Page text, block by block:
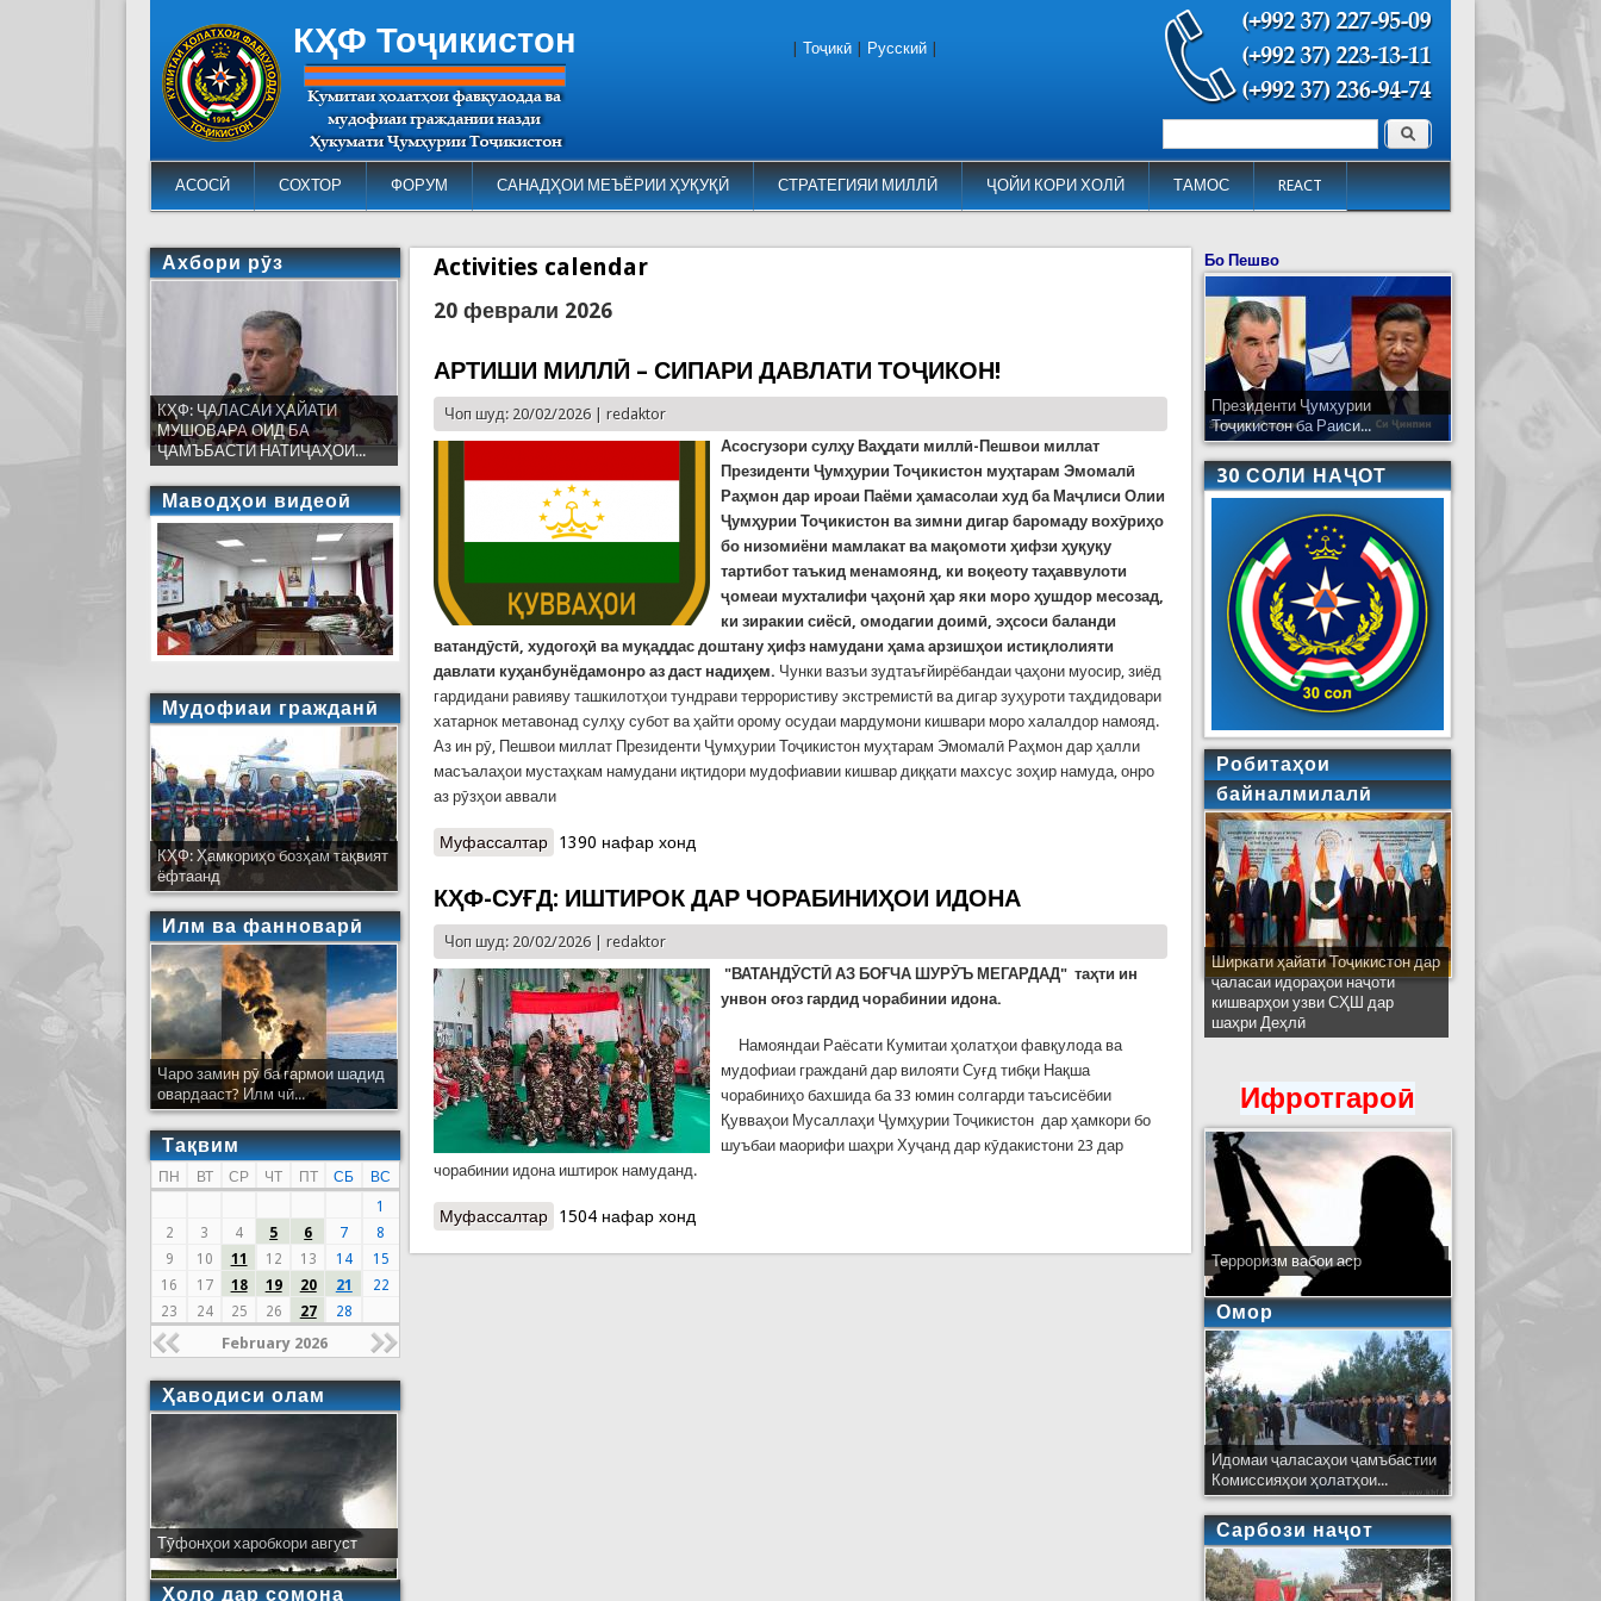
КҲФ Тоҷикистон
АСОСӢ СОХТОР ФОРУМ САНАДҲОИ МЕЪЁРИИ ҲУҚУҚӢ СТРАТЕГИЯИ МИЛЛӢ ҶОЙИ КОРИ ХОЛӢ ТАМОС REACT
Форма поиска Поиск
Тоҷикӣ Русский
Activities calendar
20 феврали 2026
АРТИШИ МИЛЛӢ – СИПАРИ ДАВЛАТИ ТОҶИКОН!
Чоп шуд: 20/02/2026 |redaktor
Асосгузори сулҳу Ваҳдати миллӣ-Пешвои миллат
Президенти Ҷумҳурии Тоҷикистон муҳтарам Эмомалӣ
Раҳмон дар ироаи Паёми ҳамасолаи худ ба Маҷлиси Олии
Ҷумҳурии Тоҷикистон ва зимни дигар баромаду вохӯриҳо
бо низомиёни мамлакат ва мақомоти ҳифзи ҳуқуқу
тартибот таъкид менамоянд, ки воқеоту таҳаввулоти
ҷомеаи мухталифи ҷаҳонӣ ҳар яки моро ҳушдор месозад,
ки зиракии сиёсӣ, омодагии доимӣ, эҳсоси баланди
ватандӯстӣ, худогоҳӣ ва муқаддас доштану ҳифз намудани ҳама арзишҳои истиқлолияти
давлати куҳанбунёдамонро аз даст надиҳем. Чунки вазъи зудтаъғйирёбандаи ҷаҳони муосир, зиёд
гардидани равияву ташкилотҳои тундрави террористиву экстремистӣ ва дигар зуҳуроти таҳдидовари
хатарнок метавонад сулҳу субот ва ҳайти орому осудаи мардумони кишвари моро халалдор намояд.
Аз ин рӯ, Пешвои миллат Президенти Ҷумҳурии Тоҷикистон муҳтарам Эмомалӣ Раҳмон дар ҳалли
масъалаҳои мустаҳкам намудани иқтидори мудофиавии кишвар диққати махсус зоҳир намуда, онро
аз рӯзҳои аввали
Муфассалтар о АРТИШИ МИЛЛӢ – СИПАРИ ДАВЛАТИ ТОҶИКОН!
1390 нафар хонд
КҲФ-СУҒД: ИШТИРОК ДАР ЧОРАБИНИҲОИ ИДОНА
Чоп шуд: 20/02/2026 |redaktor
"ВАТАНДӮСТӢ АЗ БОҒЧА ШУРӮЪ МЕГАРДАД" таҳти ин
унвон оғоз гардид чорабинии идона.
Намояндаи Раёсати Кумитаи ҳолатҳои фавқулода ва
мудофиаи гражданӣ дар вилояти Суғд тибқи Нақша
чорабиниҳо бахшида ба 33 юмин солгарди таъсисёбии
Қувваҳои Мусаллаҳи Ҷумҳурии Тоҷикистон дар ҳамкори бо
шуъбаи маорифи шаҳри Хуҷанд дар кӯдакистони 23 дар
чорабинии идона иштирок намуданд.
Муфассалтар о КҲФ-СУҒД: ИШТИРОК ДАР ЧОРАБИНИҲОИ ИДОНА
1504 нафар хонд
Ахбори рӯз
КҲФ: ҶАЛАСАИ ҲАЙАТИ
МУШОВАРА ОИД БА
ҶАМЪБАСТИ НАТИҶАҲОИ...
Маводҳои видеоӣ
Мудофиаи гражданӣ
КҲФ: Ҳамкориҳо бозҳам тақвият
ёфтаанд
Илм ва фанноварӣ
Чаро замин рӯ ба гармои шадид
овардааст? Илм чӣ...
Тақвим
ПН ВТ СР ЧТ ПТ СБ
ВС
1
2
3 4 5 6 7
8
9
10 11 12 13 14
15
16
17 18 19 20 21
22
23
24 25 26 27 28
February 2026
Ҳаводиси олам
Тӯфонҳои харобкори август
Ҳоло дар сомона
Бо Пешво
Президенти Ҷумҳурии
Тоҷикистон ба Раиси...
30 СОЛИ НАҶОТ
Робитаҳои
байналмилалӣ
Ширкати ҳайати Тоҷикистон дар
ҷаласаи идораҳои наҷоти
кишварҳои узви СҲШ дар
шаҳри Деҳлӣ
Ифротгароӣ
Терроризм вабои аср
Омор
Идомаи ҷаласаҳои ҷамъбастии
Комиссияҳои ҳолатҳои...
Сарбози наҷот